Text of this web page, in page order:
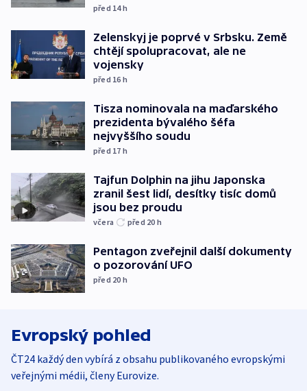
před 14h
Zelenskyj je poprvé v Srbsku. Země
chtějí spolupracovat, ale ne
vojensky
před 16 h
Tisza nominovala na maďarského
prezidenta bývalého šéfa
nejvyššího soudu
před 17 h
Tajfun Dolphin na jihu Japonska
zranil šest lidí, desítky tisíc domů
jsou bez proudu
včera před 20 h
Pentagon zveřejnil další dokumenty
o pozorování UFO
před 20 h
Evropský pohled
ČT24 každý den vybírá z obsahu publikovaného evropskými
veřejnými médii, členy Eurovize.